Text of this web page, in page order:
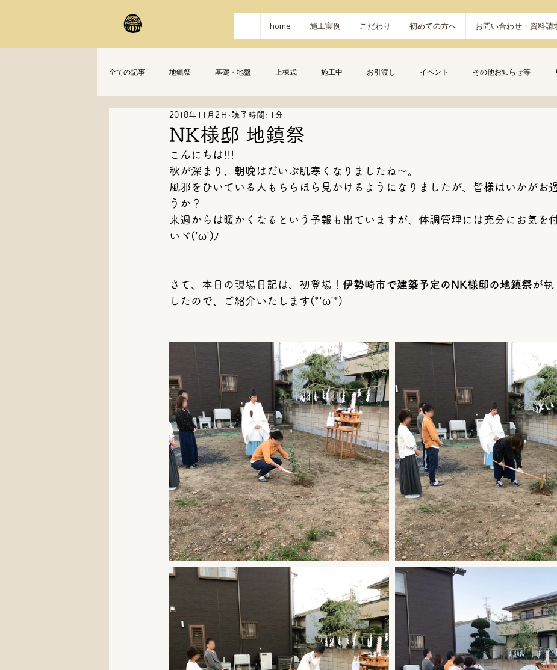
home 施工実例 こだわり 初めての方へ お問い合わせ・資料請
全ての記事 地鎮祭 基礎・地盤 上棟式 施工中 お引渡し イベント その他お知らせ等
NK様邸 地鎮祭
2018年11月2日 読了時間: 1分
こんにちは!!!
秋が深まり、朝晩はだいぶ肌寒くなりましたね～。
風邪をひいている人もちらほら見かけるようになりましたが、皆様はいかがお
うか？
来週からは暖かくなるという予報も出ていますが、体調管理には充分にお気を
いヾ('ω')ﾉ
さて、本日の現場日記は、初登場！ 伊勢崎市で建築予定のNK様邸の地鎮祭 が執
したので、ご紹介いたします(*'ω'*)